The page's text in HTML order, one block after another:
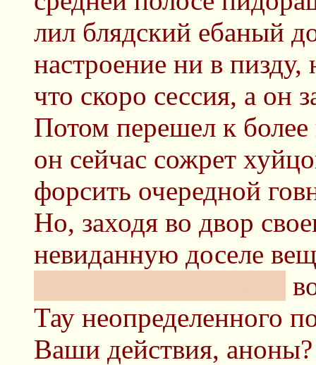
лил блядский ебаный
настроение ни в
что скоро сессия, а он
Потом перешел к
он сейчас сожрет
форсить очередной
Но, заходя во двор
невиданную доселе
Тау неопределенного
Ваши действия, аноны?